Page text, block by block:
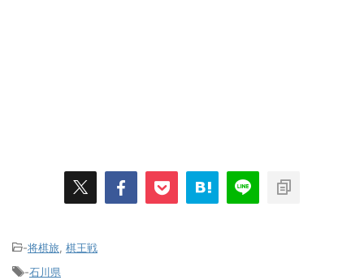
-将棋旅, 棋王戦
-石川県